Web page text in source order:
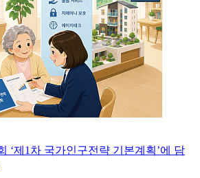
‘제1차 국가인구전략 기본계획’에 담